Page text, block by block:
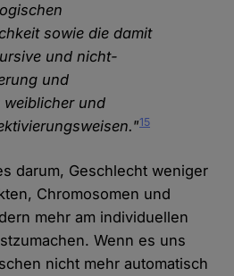
sowie die damit
und nicht-
und
und
15
darum, Geschlecht weniger
Chromosomen und
mehr am individuellen
Wenn es uns
nicht mehr automatisch